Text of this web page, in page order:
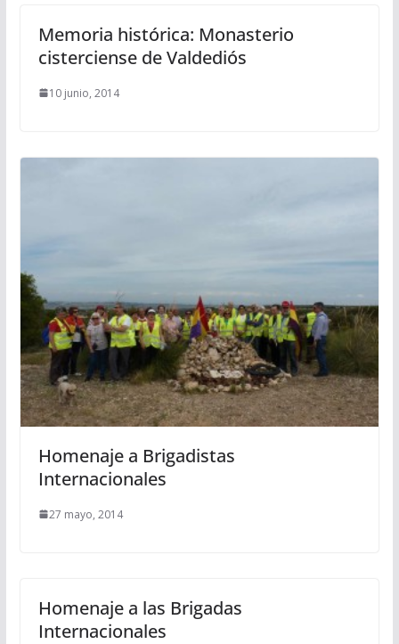
Memoria histórica: Monasterio
cisterciense de Valdediós
10 junio, 2014
Homenaje a Brigadistas
Internacionales
27 mayo, 2014
Homenaje a las Brigadas
Internacionales